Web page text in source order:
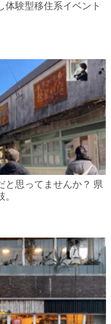
験型移住系イベント
と思ってませんか？ 県